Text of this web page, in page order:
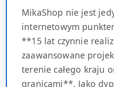
MikaShop nie jest
internetowym
**15 lat czynnie
zaawansowane
terenie całego kraju
granicami**. Jako